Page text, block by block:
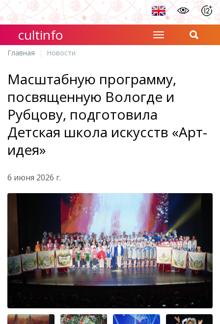
cultinfo
Главная Новости
Масштабную программу,
посвященную Вологде и
Рубцову, подготовила
Детская школа искусств «Арт-
идея»
6 июня 2026 г.